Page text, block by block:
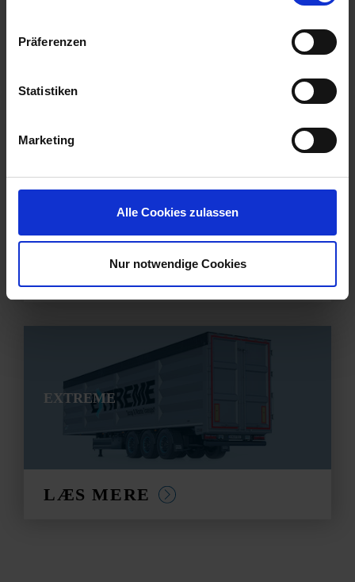
Wir setzen im Rahmen des Trackings auch Dienstleister
in Drittländern außerhalb der EU mit abweichenden
Datenschutzbestimmungen ein, wodurch das Risiko von
übermittelter Daten bestehen kann.
Präferenzen
Statistiken
Marketing
Alle Cookies zulassen
Nur notwendige Cookies
EXSIDE
EXTREME
LÆS MERE